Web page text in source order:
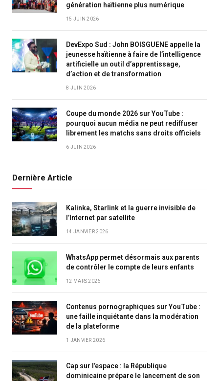
génération haïtienne plus numérique
15 JUIN 2026
DevExpo Sud : John BOISGUENE appelle la
jeunesse haïtienne à faire de l’intelligence
artificielle un outil d’apprentissage,
d’action et de transformation
8 JUIN 2026
Coupe du monde 2026 sur YouTube :
pourquoi aucun média ne peut rediffuser
librement les matchs sans droits officiels
6 JUIN 2026
Dernière Article
Kalinka, Starlink et la guerre invisible de
l’Internet par satellite
14 JANVIER 2026
WhatsApp permet désormais aux parents
de contrôler le compte de leurs enfants
12 MARS 2026
Contenus pornographiques sur YouTube :
une faille inquiétante dans la modération
de la plateforme
1 JANVIER 2026
Cap sur l’espace : la République
dominicaine prépare le lancement de son